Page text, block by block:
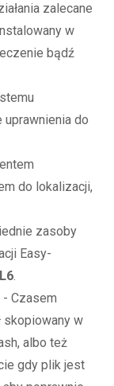
zalecane
w
bądź
do
do lokalizacji,
zasoby
Easy-
.
Czasem
skopiowany w
albo też
gdy plik jest